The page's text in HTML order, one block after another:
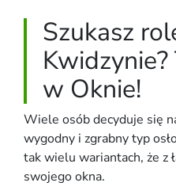
Szukasz
w Oknie!
Wiele osób decyduje się
wygodny i zgrabny typ
tak wielu wariantach, że z
swojego okna.